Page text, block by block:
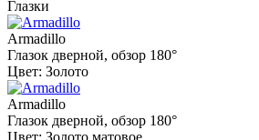
Глазки
Armadillo
Глазок дверной, обзор 180°
Цвет: Золото
Armadillo
Глазок дверной, обзор 180°
Цвет: Золото матовое